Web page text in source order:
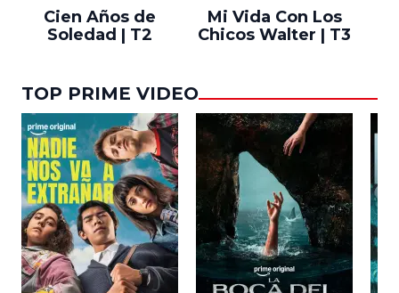
Cien Años de
Soledad | T2
Mi Vida Con Los
Chicos Walter | T3
TOP PRIME VIDEO